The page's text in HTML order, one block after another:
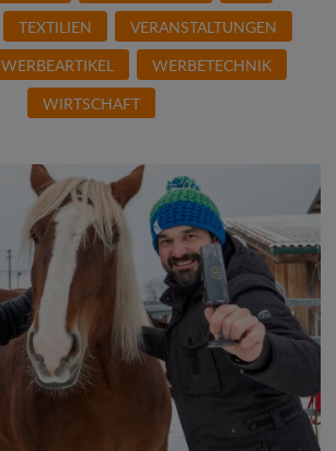
TEXTILIEN
VERANSTALTUNGEN
WERBEARTIKEL
WERBETECHNIK
WIRTSCHAFT